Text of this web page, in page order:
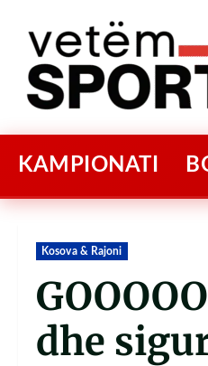
KAMPIONATI
Kosova & Rajoni
dhe